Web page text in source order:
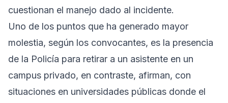
cuestionan el manejo dado al incidente.
Uno de los puntos que ha generado mayor
molestia, según los convocantes, es la presencia
de la Policía para retirar a un asistente en un
campus privado, en contraste, afirman, con
situaciones en universidades públicas donde el